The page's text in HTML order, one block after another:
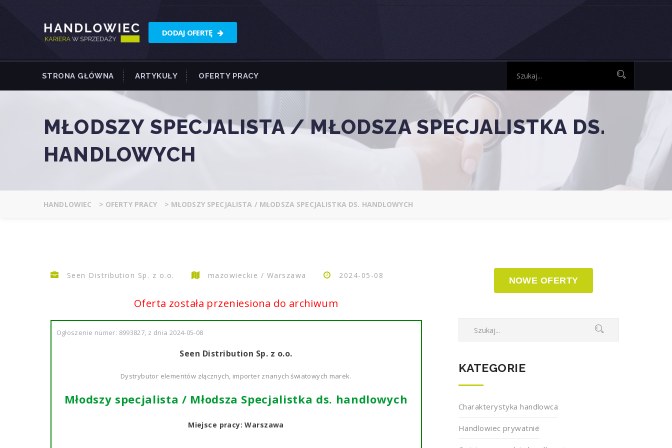
DODAJ OFERTĘ
STRONA GŁÓWNA ARTYKUŁY OFERTY PRACY
MŁODSZY SPECJALISTA / MŁODSZA SPECJALISTKA DS.
HANDLOWYCH
HANDLOWIEC > OFERTY PRACY > MŁODSZY SPECJALISTA / MŁODSZA SPECJALISTKA DS. HANDLOWYCH
Seen Distribution Sp. z o.o. mazowieckie / Warszawa 2024-05-08
Oferta została przeniesiona do archiwum
Ogłoszenie numer: 8993827, z dnia 2024-05-08
Seen Distribution Sp. z o.o.
Dystrybutor elementów złącznych, importer znanych światowych marek.
Młodszy specjalista / Młodsza Specjalistka ds. handlowych
Miejsce pracy: Warszawa
NOWE OFERTY
KATEGORIE
Charakterystyka handlowca
Handlowiec prywatnie